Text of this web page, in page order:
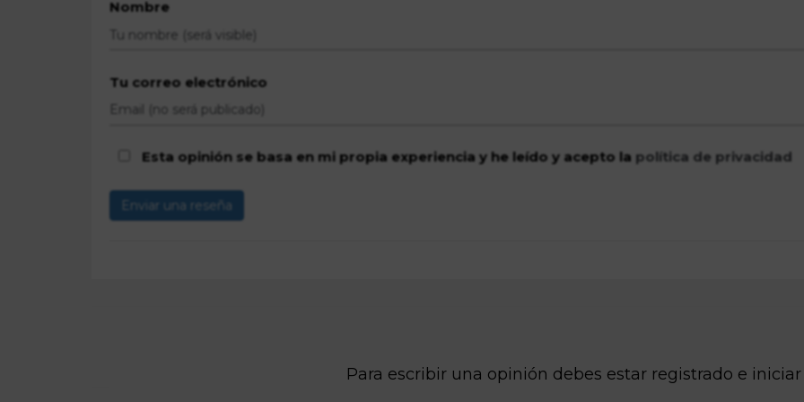
Para escribir una opinión debes estar registrado e iniciar
Nombre
Tu correo electrónico
Esta opinión se basa en mi propia experiencia y he leído y acepto la política de privacidad
Enviar una reseña